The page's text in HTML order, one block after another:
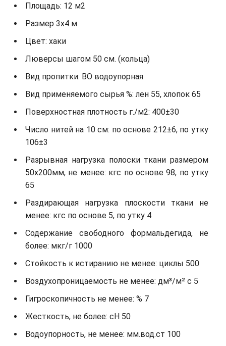
Площадь: 12 м2
Размер 3х4 м
Цвет: хаки
Люверсы шагом 50 см. (кольца)
Вид пропитки: ВО водоупорная
Вид применяемого сырья %: лен 55, хлопок 65
Поверхностная плотность г./м2: 400±30
Число нитей на 10 см: по основе 212±6, по утку
106±3
Разрывная нагрузка полоски ткани размером
50х200мм, не менее: кгс по основе 98, по утку
65
Раздирающая нагрузка плоскости ткани не
менее: кгс по основе 5, по утку 4
Содержание свободного формальдегида, не
более: мкг/г 1000
Стойкость к истиранию не менее: циклы 500
Воздухопроницаемость не менее: дм³/м² с 5
Гигроскопичность не менее: % 7
Жесткость, не более: cH 50
Водоупорность, не менее: мм.вод.ст 100